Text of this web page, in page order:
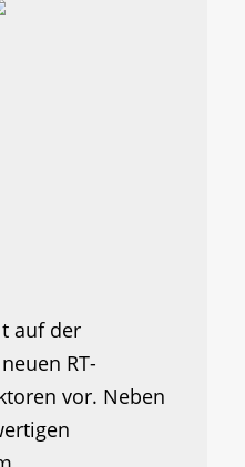
auf der
RT-
vor. Neben